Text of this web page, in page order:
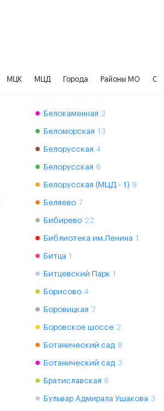
МЦК МЦД Города Районы МО
Белокаменная 2
Беломорская 13
Белорусская 4
Белорусская 6
Белорусская (МЦД - 1) 9
Беляево 7
Бибирево 22
Библиотека им.Ленина 1
Битца 1
Битцевский Парк 1
Борисово 4
Боровицкая 7
Боровское шоссе 2
Ботанический сад 8
Ботанический сад 3
Братиславская 6
Бульвар Адмирала Ушакова 3